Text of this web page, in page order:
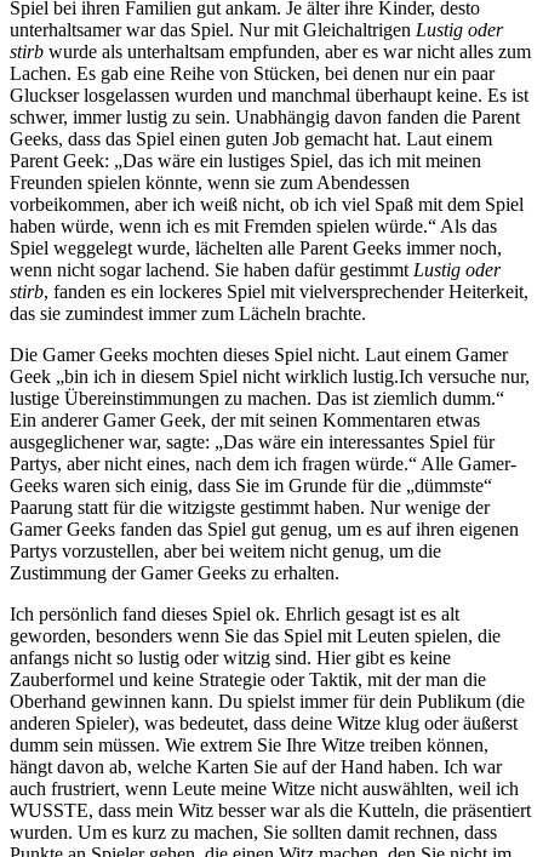
Spiel bei ihren Familien gut ankam. Je älter ihre Kinder, desto
unterhaltsamer war das Spiel. Nur mit Gleichaltrigen Lustig oder
stirb wurde als unterhaltsam empfunden, aber es war nicht alles zum
Lachen. Es gab eine Reihe von Stücken, bei denen nur ein paar
Gluckser losgelassen wurden und manchmal überhaupt keine. Es ist
schwer, immer lustig zu sein. Unabhängig davon fanden die Parent
Geeks, dass das Spiel einen guten Job gemacht hat. Laut einem
Parent Geek: „Das wäre ein lustiges Spiel, das ich mit meinen
Freunden spielen könnte, wenn sie zum Abendessen
vorbeikommen, aber ich weiß nicht, ob ich viel Spaß mit dem Spiel
haben würde, wenn ich es mit Fremden spielen würde.“ Als das
Spiel weggelegt wurde, lächelten alle Parent Geeks immer noch,
wenn nicht sogar lachend. Sie haben dafür gestimmt Lustig oder
stirb, fanden es ein lockeres Spiel mit vielversprechender Heiterkeit,
das sie zumindest immer zum Lächeln brachte.
Die Gamer Geeks mochten dieses Spiel nicht. Laut einem Gamer
Geek „bin ich in diesem Spiel nicht wirklich lustig.Ich versuche nur,
lustige Übereinstimmungen zu machen. Das ist ziemlich dumm.“
Ein anderer Gamer Geek, der mit seinen Kommentaren etwas
ausgeglichener war, sagte: „Das wäre ein interessantes Spiel für
Partys, aber nicht eines, nach dem ich fragen würde.“ Alle Gamer-
Geeks waren sich einig, dass Sie im Grunde für die „dümmste“
Paarung statt für die witzigste gestimmt haben. Nur wenige der
Gamer Geeks fanden das Spiel gut genug, um es auf ihren eigenen
Partys vorzustellen, aber bei weitem nicht genug, um die
Zustimmung der Gamer Geeks zu erhalten.
Ich persönlich fand dieses Spiel ok. Ehrlich gesagt ist es alt
geworden, besonders wenn Sie das Spiel mit Leuten spielen, die
anfangs nicht so lustig oder witzig sind. Hier gibt es keine
Zauberformel und keine Strategie oder Taktik, mit der man die
Oberhand gewinnen kann. Du spielst immer für dein Publikum (die
anderen Spieler), was bedeutet, dass deine Witze klug oder äußerst
dumm sein müssen. Wie extrem Sie Ihre Witze treiben können,
hängt davon ab, welche Karten Sie auf der Hand haben. Ich war
auch frustriert, wenn Leute meine Witze nicht auswählten, weil ich
WUSSTE, dass mein Witz besser war als die Kutteln, die präsentiert
wurden. Um es kurz zu machen, Sie sollten damit rechnen, dass